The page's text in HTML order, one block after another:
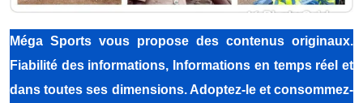
Méga Sports vous propose des contenus originaux.
Fiabilité des informations, Informations en temps réel et
dans toutes ses dimensions. Adoptez-le et consommez-